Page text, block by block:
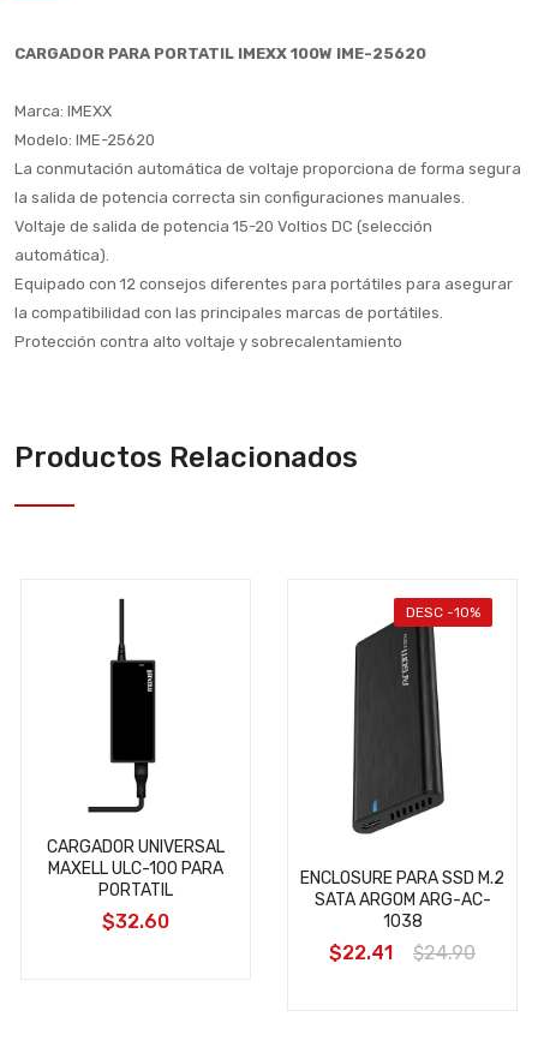
CARGADOR PARA PORTATIL IMEXX 100W IME-25620
Marca: IMEXX
Modelo: IME-25620
La conmutación automática de voltaje proporciona de forma segura
la salida de potencia correcta sin configuraciones manuales.
Voltaje de salida de potencia 15-20 Voltios DC (selección
automática).
Equipado con 12 consejos diferentes para portátiles para asegurar
la compatibilidad con las principales marcas de portátiles.
Protección contra alto voltaje y sobrecalentamiento
Productos Relacionados
CARGADOR UNIVERSAL
MAXELL ULC-100 PARA
PORTATIL
$32.60
DESC -10%
ENCLOSURE PARA SSD M.2
SATA ARGOM ARG-AC-
1038
$22.41 $24.90